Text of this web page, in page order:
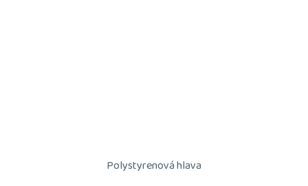
Polystyrenová hlava